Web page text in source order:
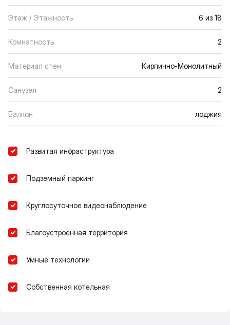
Этаж / Этажность 6 из 18
Комнатность 2
Материал стен Кирпично-Монолитный
Санузел 2
Балкон лоджия
Развитая инфраструктура
Подземный паркинг
Круглосуточное видеонаблюдение
Благоустроенная территория
Умные технологии
Собственная котельная